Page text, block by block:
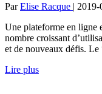
ParElise Racque |
Une plateforme en ligne
nombre croissant
et de nouveaux défis. Le
Lire plus